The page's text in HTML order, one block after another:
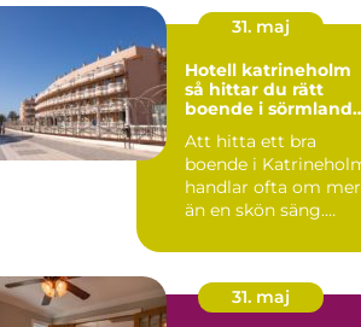
31. maj
Hotell katrineholm
så hittar du rätt
boende i sörmlands
Att hitta ett bra
boende i
handlar ofta om mer
än en skön säng.
sta...
31. maj